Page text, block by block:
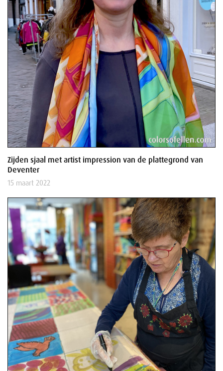
Zijden sjaal met artist impression van de plattegrond van
Deventer
15 maart 2022